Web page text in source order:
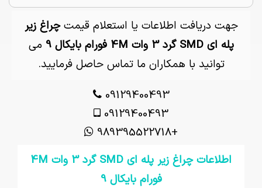
جهت دریافت اطلاعات یا استعلام قیمتچراغ زیر
پله ای SMD گرد 3 وات 4M فورام بایکال 9
می
توانید با همکاران ما تماس حاصل فرمایید.
09129400493
09129400493
+989395522718
اطلاعات چراغ زیر پله ای SMD گرد 3 وات 4M
فورام بایکال 9